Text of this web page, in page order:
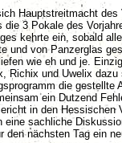
Hauptstreitmacht
3 Pokale des
kehrte ein, sobald
und von Panzerglas
wie eh und je.
Richix und Uwelix
die
ein Dutzend
in den
sachliche
den nächsten Tag ein